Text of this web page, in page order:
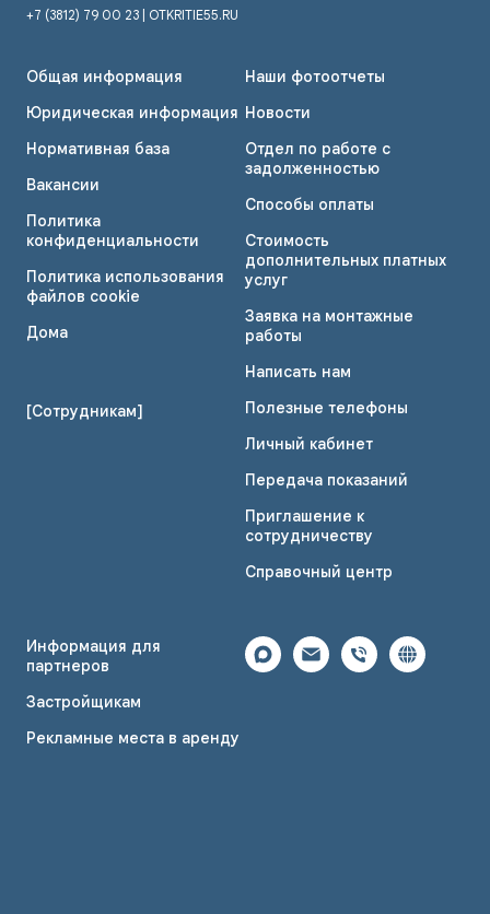
+7 (3812) 79 00 23 | OTKRITIE55.RU
Общая информация
Юридическая информация
Нормативная база
Вакансии
Политика
конфиденциальности
Политика использования
файлов cookie
Дома
[Сотрудникам]
Наши фотоотчеты
Новости
Отдел по работе с
задолженностью
Способы оплаты
Стоимость
дополнительных платных
услуг
Заявка на монтажные
работы
Написать нам
Полезные телефоны
Личный кабинет
Передача показаний
Приглашение к
сотрудничеству
Справочный центр
Информация для
партнеров
Застройщикам
Рекламные места в аренду